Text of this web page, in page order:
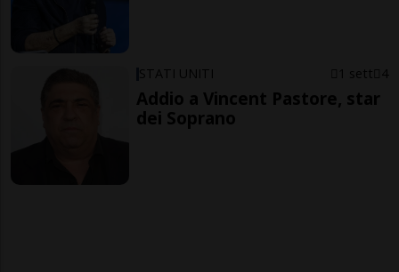
STATI UNITI 1 sett 4
Addio a Vincent Pastore, star
dei Soprano